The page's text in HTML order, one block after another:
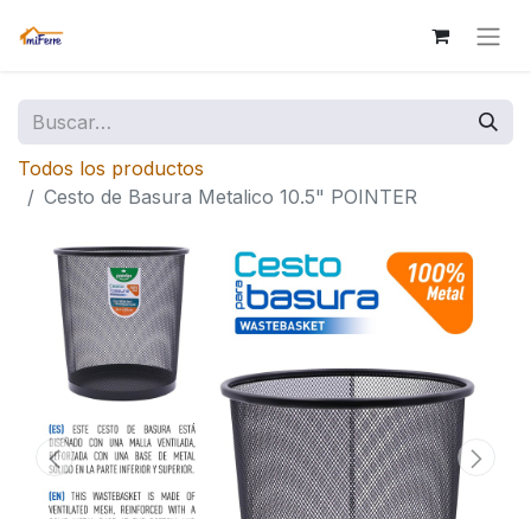
Todos los productos
Cesto de Basura Metalico 10.5" POINTER